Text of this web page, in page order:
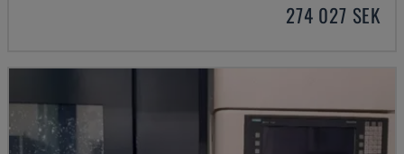
274 027 SEK